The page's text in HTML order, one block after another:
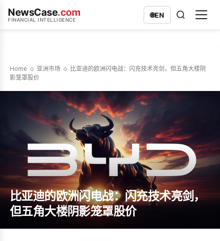
NewsCase.com
FINANCIAL INTELLIGENCE
🌐EN
Home 亚洲市场
比亚迪的欧洲闪电战：闪充技术亮剑，但五角大楼阴
影笼罩股价
比亚迪的欧洲闪电战：闪充技术亮剑，
但五角大楼阴影笼罩股价